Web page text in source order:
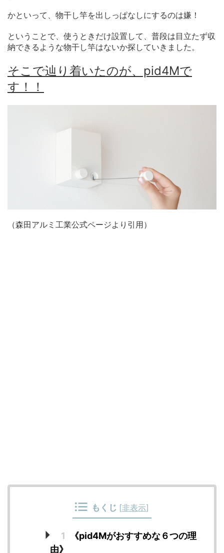
かといって、物干し竿を出しっぱなしにするのは嫌！
ということで、使うときだけ設置して、普段は目立たず収
納できるような物干し竿はないか探していきました。
そこで辿り着いたのが、pid4Mで
す！！
（森田アルミ工業公式ページより引用）
もくじ [非表示]
1
《pid4Mがおすすめな６つの理
由》